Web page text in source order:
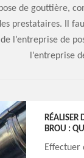
de gouttière,
prestataires. Il
l’entreprise de
l’entreprise
RÉALISER
BROU :
Effectuer